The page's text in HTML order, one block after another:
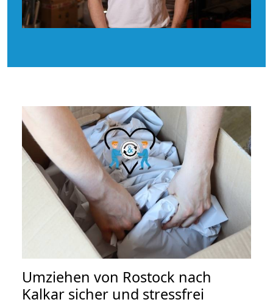
Umziehen von Rostock nach
Kalkar sicher und stressfrei